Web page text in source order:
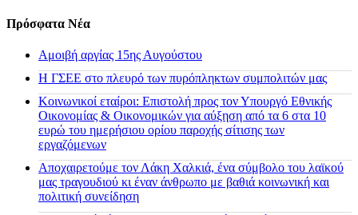
Πρόσφατα Νέα
Αμοιβή αργίας 15ης Αυγούστου
H ΓΣΕΕ στο πλευρό των πυρόπληκτων συμπολιτών μας
Κοινωνικοί εταίροι: Επιστολή προς τον Υπουργό Εθνικής
Οικονομίας & Οικονομικών για αύξηση από τα 6 στα 10
ευρώ του ημερήσιου ορίου παροχής σίτισης των
εργαζόμενων
Αποχαιρετούμε τον Λάκη Χαλκιά, ένα σύμβολο του λαϊκού
μας τραγουδιού κι έναν άνθρωπο με βαθιά κοινωνική και
πολιτική συνείδηση